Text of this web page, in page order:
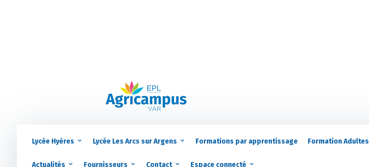
Lycée Hyères Lycée Les Arcs sur Argens Formations par apprentissage Formation Adultes
Actualités Fournisseurs Contact Espace connecté